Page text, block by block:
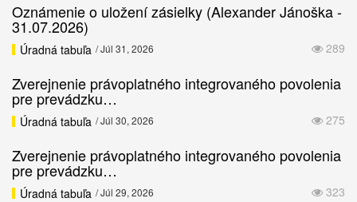
Oznámenie o uložení zásielky (Alexander Jánoška -
31.07.2026)
289
Úradná tabuľa / Júl 31, 2026
Zverejnenie právoplatného integrovaného povolenia
pre prevádzku…
275
Úradná tabuľa / Júl 30, 2026
Zverejnenie právoplatného integrovaného povolenia
pre prevádzku…
323
Úradná tabuľa / Júl 29, 2026